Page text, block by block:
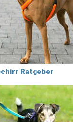
Ratgeber